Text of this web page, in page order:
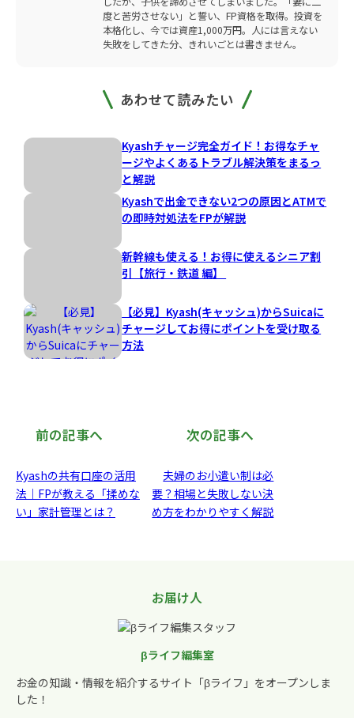
度と苦労させない」と誓い、FP資格を取得。投資を
本格化し、今では資産1,000万円。人には言えない
失敗をしてきた分、きれいごとは書きません。
あわせて読みたい
Kyashチャージ完全ガイド！お得なチャ
ージやよくあるトラブル解決策をまるっ
と解説
Kyashで出金できない2つの原因とATMで
の即時対処法をFPが解説
新幹線も使える！お得に使えるシニア割
引【旅行・鉄道 編】
【必見】Kyash(キャッシュ)からSuicaに
チャージしてお得にポイントを受け取る
方法
前の記事へ
Kyashの共有口座の活用
法｜FPが教える「揉めな
い」家計管理とは？
次の記事へ
夫婦のお小遣い制は必
要？相場と失敗しない決
め方をわかりやすく解説
お届け人
βライフ編集室
お金の知識・情報を紹介するサイト「βライフ」をオープンしま
した！